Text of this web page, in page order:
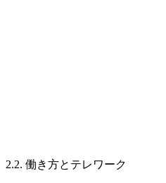
2.2. 働き方とテレワーク